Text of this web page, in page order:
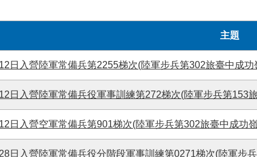
主題
日入營陸軍常備兵第2255梯次(陸軍步兵第302旅臺中成功
日入營陸軍常備兵役軍事訓練第272梯次(陸軍步兵第153
日入營空軍常備兵第901梯次(陸軍步兵第302旅臺中成功
日入營陸軍常備兵役分階段軍事訓練第0271梯次(陸軍步